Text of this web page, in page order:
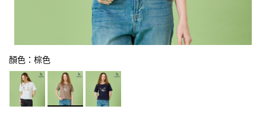
顏色：棕色